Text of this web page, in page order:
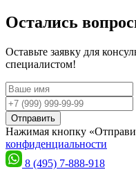
Остались
Оставьте заявку для
специалистом!
Отправить
Нажимая кнопку
конфиденциальности
8 (495) 7-888-918